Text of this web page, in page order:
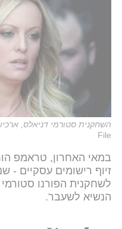
השחקנית סטורמי דניאלס,
File
זיוף רישומים עסקיים -
לשחקנית הפורנו
הנשיא לשעבר.